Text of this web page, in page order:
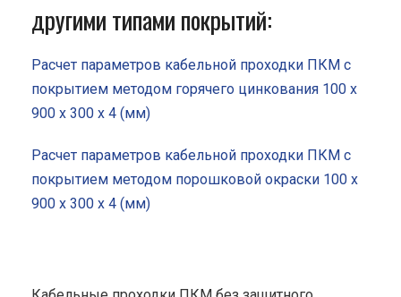
другими типами покрытий:
Расчет параметров кабельной проходки ПКМ с
покрытием методом горячего цинкования 100 x
900 x 300 x 4 (мм)
Расчет параметров кабельной проходки ПКМ с
покрытием методом порошковой окраски 100 x
900 x 300 x 4 (мм)